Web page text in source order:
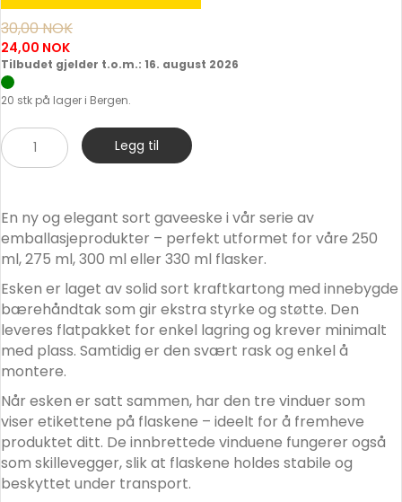
30,00NOK
var:
24,00 NOK
Nåværende
pris
er:
24,00 NOK.
Tilbudet gjelder t.o.m.: 16. august 2026
20 stk på lager i Bergen.
Sort
Gaveeske
(330ml)
antall
Legg til
En ny og elegant sort gaveeske i vår serie av
emballasjeprodukter – perfekt utformet for våre 250
ml, 275 ml, 300 ml eller 330 ml flasker.
Esken er laget av solid sort kraftkartong med innebygde
bærehåndtak som gir ekstra styrke og støtte. Den
leveres flatpakket for enkel lagring og krever minimalt
med plass. Samtidig er den svært rask og enkel å
montere.
Når esken er satt sammen, har den tre vinduer som
viser etikettene på flaskene – ideelt for å fremheve
produktet ditt. De innbrettede vinduene fungerer også
som skillevegger, slik at flaskene holdes stabile og
beskyttet under transport.